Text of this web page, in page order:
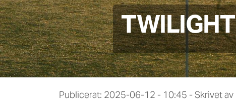
Publicerat: 2025-06-12 - 10:45-Skrivet